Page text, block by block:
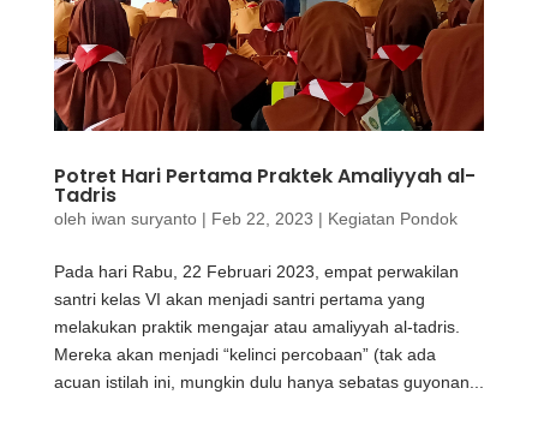
Potret Hari Pertama Praktek Amaliyyah al-
Tadris
oleh iwan suryanto| Feb 22, 2023 | Kegiatan Pondok
Pada hari Rabu, 22 Februari 2023, empat perwakilan
santri kelas VI akan menjadi santri pertama yang
melakukan praktik mengajar atau amaliyyah al-tadris.
Mereka akan menjadi “kelinci percobaan” (tak ada
acuan istilah ini, mungkin dulu hanya sebatas guyonan...